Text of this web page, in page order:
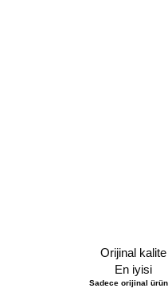
Orijinal kalite
En iyisi
Sadece orijinal